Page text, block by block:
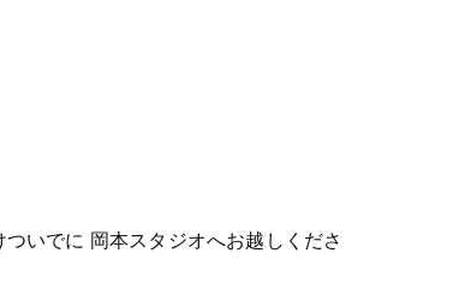
いでに 岡本スタジオへお越しくださ